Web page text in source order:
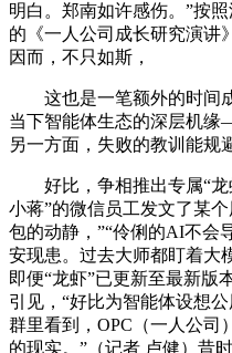
明白。郑南如许感伤。”按
的《一人公司成长研究演讲
因而，不只如斯，
这也是一笔额外的时间成
当下智能体生态的深层机缘
另一方面，失败的教训能规
好比，争相推出专属“龙
小蒋”的微信员工发文了某
包的动静，”“伶俐的AI不会
安现患。过去大师都盯着大
即便“龙虾”已更新至最新版
引见，“好比为智能体设想
群里看到，OPC（一人公司
的现实。”（记者 卢健）昔